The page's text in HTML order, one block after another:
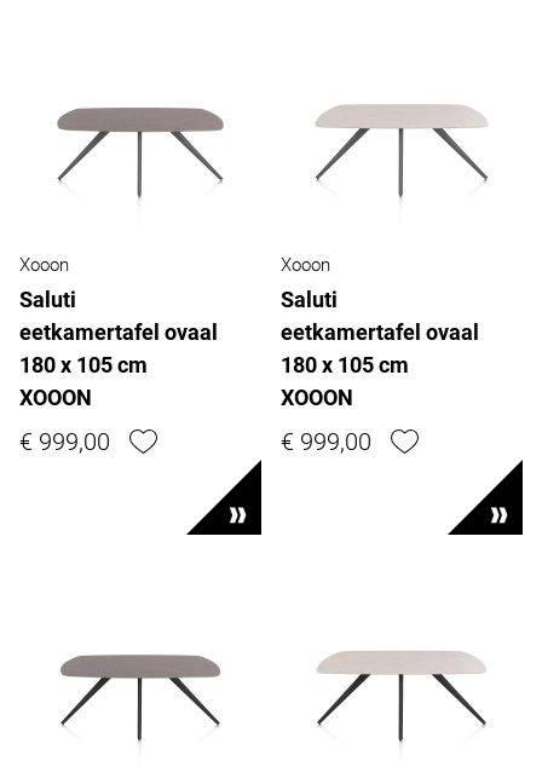
Xooon
Saluti
eetkamertafel ovaal
180 x 105 cm
XOOON
€ 999,00
Xooon
Saluti
eetkamertafel ovaal
180 x 105 cm
XOOON
€ 999,00